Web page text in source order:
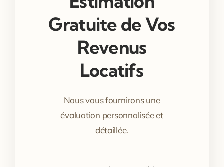
Gratuite de Vos
Revenus
Locatifs
Nous vous fournirons une
évaluation personnalisée et
détaillée.